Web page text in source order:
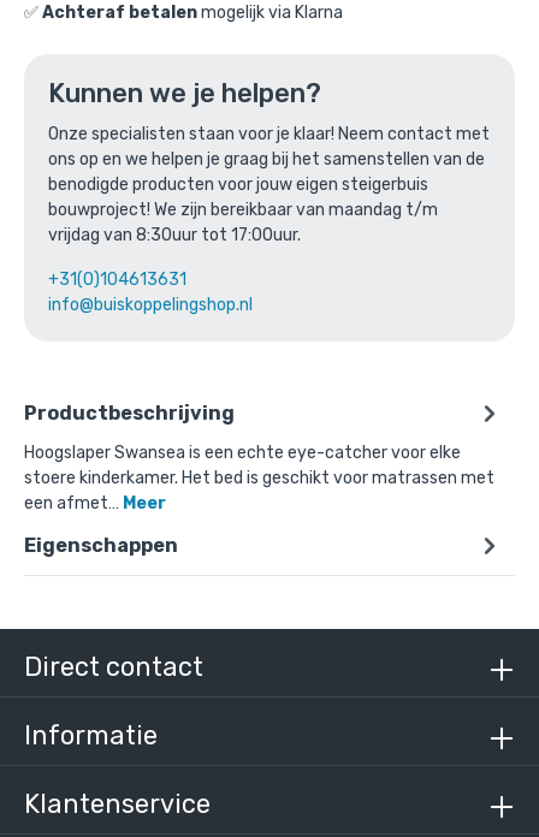
✅Achteraf betalenmogelijk via Klarna
Kunnen we je helpen?
Onze specialisten staan voor je klaar! Neem contact met
ons op en we helpen je graag bij het samenstellen van de
benodigde producten voor jouw eigen steigerbuis
bouwproject! We zijn bereikbaar van maandag t/m
vrijdag van 8:30uur tot 17:00uur.
+31(0)104613631
info@buiskoppelingshop.nl
Productbeschrijving
Hoogslaper Swansea is een echte eye-catcher voor elke
stoere kinderkamer. Het bed is geschikt voor matrassen met
een afmet… Meer
Eigenschappen
zilverkleurig
Productnummer: BMP20102C
€751,33 incl. BTW/ stuk
€620,93 excl. BTW
Ga naar winkelmandje
of verder winkelen
Direct contact
Informatie
Klantenservice